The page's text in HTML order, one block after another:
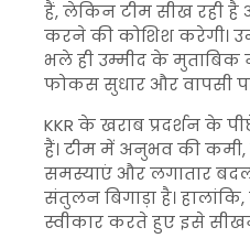
हैं, लेकिन टीम सीख रही है
करने की कोशिश करेगी।
भले ही उम्मीद के मुताबिक
फोकस सुधार और वापसी
KKR के खराब प्रदर्शन के
हैं। टीम में अनुभव की कमी,
समस्याएं और लगातार
संतुलन बिगाड़ा है।
स्वीकार करते हुए इसे